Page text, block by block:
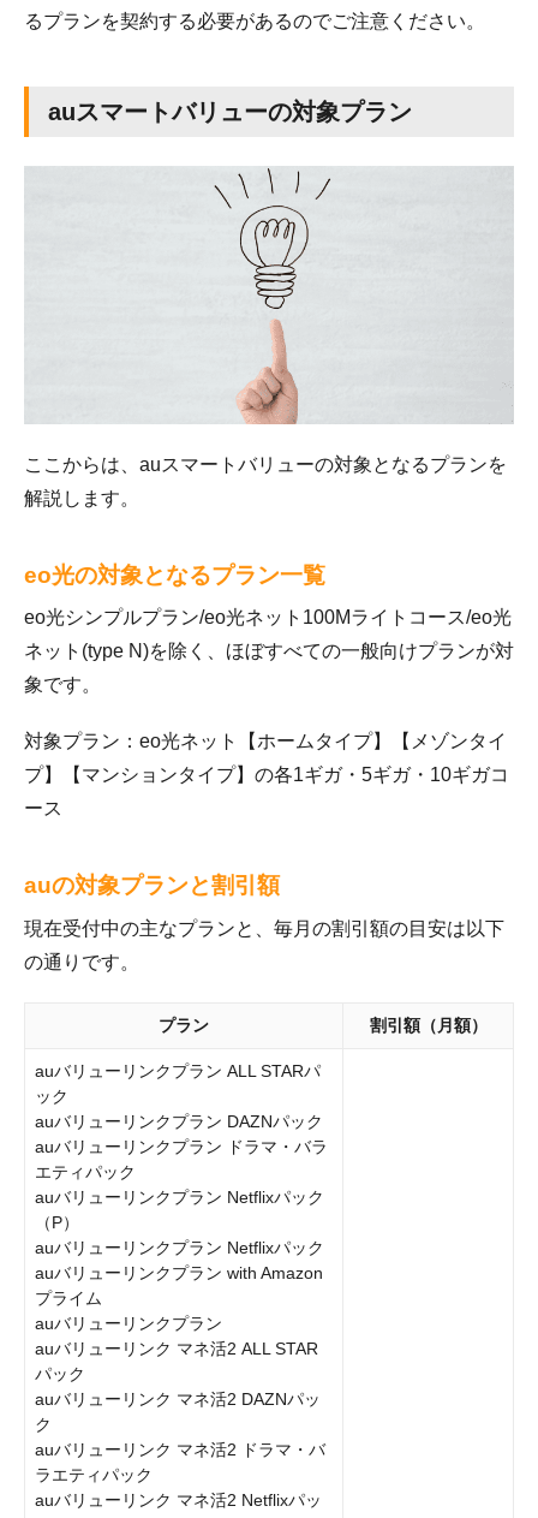
るプランを契約する必要があるのでご注意ください。
auスマートバリューの対象プラン
ここからは、auスマートバリューの対象となるプランを
解説します。
eo光の対象となるプラン一覧
eo光シンプルプラン/eo光ネット100Mライトコース/eo光
ネット(type N)を除く、ほぼすべての一般向けプランが対
象です。
対象プラン：eo光ネット【ホームタイプ】【メゾンタイ
プ】【マンションタイプ】の各1ギガ・5ギガ・10ギガコ
ース
auの対象プランと割引額
現在受付中の主なプランと、毎月の割引額の目安は以下
の通りです。
プラン 割引額（月額）
auバリューリンクプラン ALL STARパ
ック
auバリューリンクプラン DAZNパック
auバリューリンクプラン ドラマ・バラ
エティパック
auバリューリンクプラン Netflixパック
（P）
auバリューリンクプラン Netflixパック
auバリューリンクプラン with Amazon
プライム
auバリューリンクプラン
auバリューリンク マネ活2 ALL STAR
パック
auバリューリンク マネ活2 DAZNパッ
ク
auバリューリンク マネ活2 ドラマ・バ
ラエティパック
auバリューリンク マネ活2 Netflixパッ